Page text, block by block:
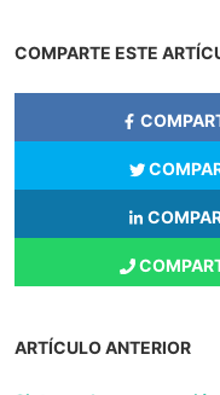
COMPARTE ESTE
ARTÍCULO ANTERIOR